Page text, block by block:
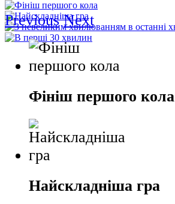
Previous Next
Фініш першого кола
Найскладніша гра